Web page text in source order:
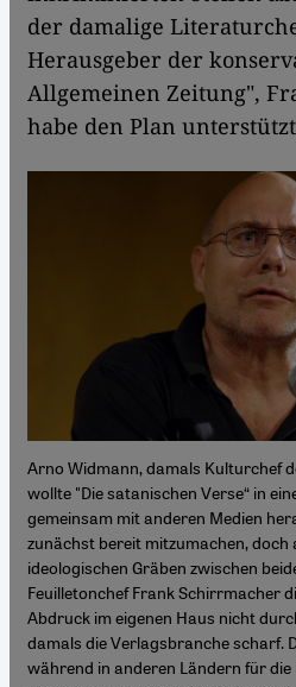
der damalige
Herausgeber der
Allgemeinen Zeitung",
habe den Plan
Arno Widmann, damals Kulturchef
wollte "Die satanischen Verse“ in
gemeinsam mit anderen Medien
zunächst bereit mitzumachen, doch
ideologischen Gräben zwischen
Feuilletonchef Frank Schirrmacher
Abdruck im eigenen Haus nicht
damals die Verlagsbranche scharf.
während in anderen Ländern für